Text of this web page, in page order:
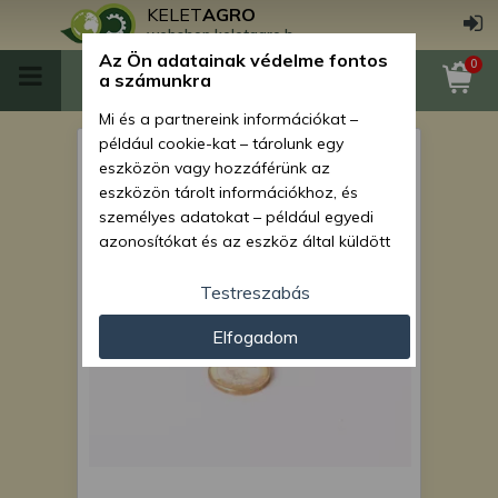
KELETAGRO
webshop.keletagro.hu
0
MTZ rugó 148 (váltó és
terepváltó reteszelő)
Az Ön adatainak védelme fontos
a számunkra
Mi és a partnereink információkat –
például cookie-kat – tárolunk egy
eszközön vagy hozzáférünk az
eszközön tárolt információkhoz, és
személyes adatokat – például egyedi
azonosítókat és az eszköz által küldött
személyre szabott hirdetések és
tartalom nyújtásához, hirdetés- és
tartalomméréshez, nézettségi adatok
gyűjtéséhez, valamint termékek
kifejlesztéséhez és a termékek
Testreszabás
Elfogadom